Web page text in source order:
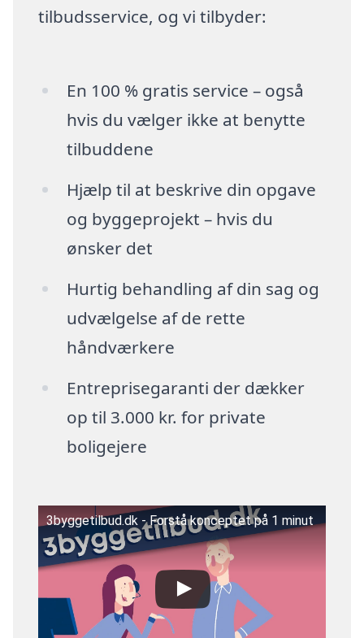
tilbudsservice, og vi tilbyder:
En 100 % gratis service – også
hvis du vælger ikke at benytte
tilbuddene
Hjælp til at beskrive din opgave
og byggeprojekt – hvis du
ønsker det
Hurtig behandling af din sag og
udvælgelse af de rette
håndværkere
Entreprisegaranti der dækker
op til 3.000 kr. for private
boligejere
3byggetilbud.dk - Forstå konceptet på 1 minut